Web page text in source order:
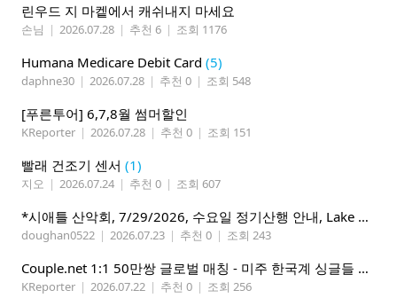
린우드 지 마켙에서 캐쉬내지 마세요
손님 | 2026.07.28 | 추천 6 | 조회 1176
Humana Medicare Debit Card (5)
daphne30 | 2026.07.28 | 추천 0 | 조회 548
[푸른투어] 6,7,8월 썸머할인
KReporter | 2026.07.28 | 추천 0 | 조회 151
빨래 건조기 센서 (1)
지오 | 2026.07.24 | 추천 0 | 조회 607
*시애틀 산악회, 7/29/2026, 수요일 정기산행 안내, Lake 22*
doughan0522 | 2026.07.23 | 추천 0 | 조회 243
Couple.net 1:1 50만쌍 글로벌 매칭 - 미주 한국계 싱글들 모이세요
KReporter | 2026.07.22 | 추천 0 | 조회 256